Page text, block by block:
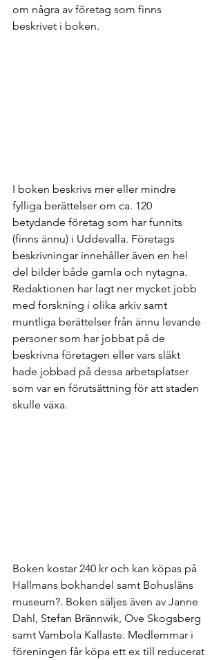
om några av företag som finns
beskrivet i boken.
I boken beskrivs mer eller mindre
fylliga berättelser om ca. 120
betydande företag som har funnits
(finns ännu) i Uddevalla. Företags
beskrivningar innehåller även en hel
del bilder både gamla och nytagna.
Redaktionen har lagt ner mycket jobb
med forskning i olika arkiv samt
muntliga berättelser från ännu levande
personer som har jobbat på de
beskrivna företagen eller vars släkt
hade jobbad på dessa arbetsplatser
som var en förutsättning för att staden
skulle växa.
Boken kostar 240 kr och kan köpas på
Hallmans bokhandel samt Bohusläns
museum?. Boken säljes även av Janne
Dahl, Stefan Brännwik, Ove Skogsberg
samt Vambola Kallaste. Medlemmar i
föreningen får köpa ett ex till reducerat